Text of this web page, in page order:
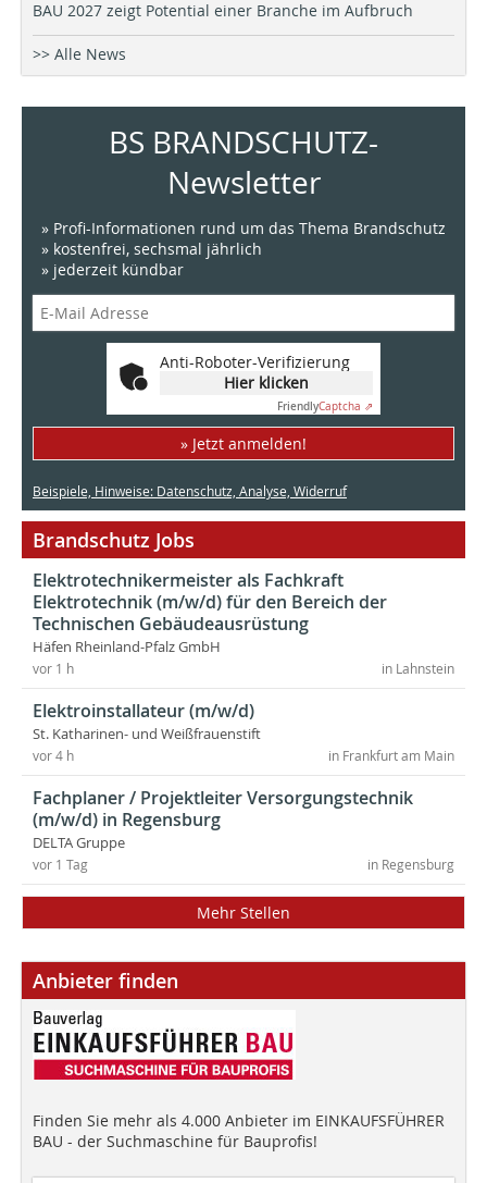
BAU 2027 zeigt Potential einer Branche im Aufbruch
>> Alle News
BS BRANDSCHUTZ-
Newsletter
» Profi-Informationen rund um das Thema Brandschutz
» kostenfrei, sechsmal jährlich
» jederzeit kündbar
Anti-Roboter-Verifizierung
Hier klicken
FriendlyCaptcha ⇗
» Jetzt anmelden!
Beispiele, Hinweise: Datenschutz, Analyse, Widerruf
Brandschutz Jobs
Elektrotechnikermeister als Fachkraft
Elektrotechnik (m/w/d) für den Bereich der
Technischen Gebäudeausrüstung
Häfen Rheinland-Pfalz GmbH
in Lahnstein
vor 1 h
Elektroinstallateur (m/w/d)
St. Katharinen- und Weißfrauenstift
in Frankfurt am Main
vor 4 h
Fachplaner / Projektleiter Versorgungstechnik
(m/w/d) in Regensburg
DELTA Gruppe
in Regensburg
vor 1 Tag
Mehr Stellen
Anbieter finden
Finden Sie mehr als 4.000 Anbieter im EINKAUFSFÜHRER
BAU - der Suchmaschine für Bauprofis!